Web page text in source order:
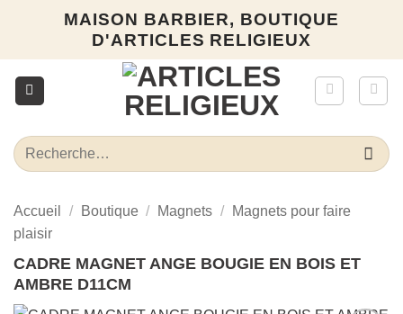
MAISON BARBIER, BOUTIQUE
D'ARTICLES RELIGIEUX
Recherche
pour :
Accueil / Boutique / Magnets /
Magnets pour faire
plaisir
CADRE MAGNET ANGE BOUGIE EN BOIS ET
AMBRE D11CM